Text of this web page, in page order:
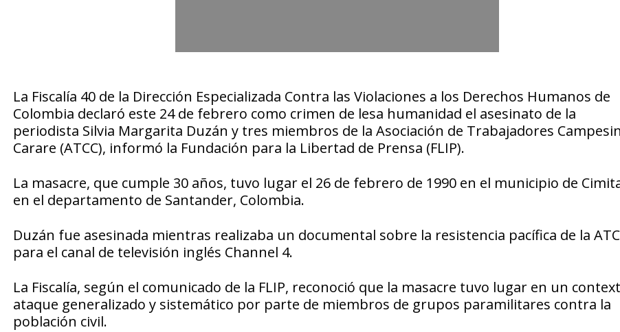
La Fiscalía 40 de la Dirección Especializada Contra las Violaciones a los Derechos Humanos de
Colombia declaró este 24 de febrero como crimen de lesa humanidad el asesinato de la
periodista Silvia Margarita Duzán y tres miembros de la Asociación de Trabajadores
Carare (ATCC), informó la Fundación para la Libertad de Prensa (FLIP).
La masacre, que cumple 30 años, tuvo lugar el 26 de febrero de 1990 en el municipio de
en el departamento de Santander, Colombia.
Duzán fue asesinada mientras realizaba un documental sobre la resistencia pacífica de la
para el canal de televisión inglés Channel 4.
La Fiscalía, según el comunicado de la FLIP, reconoció que la masacre tuvo lugar en un
ataque generalizado y sistemático por parte de miembros de grupos paramilitares contra la
población civil.